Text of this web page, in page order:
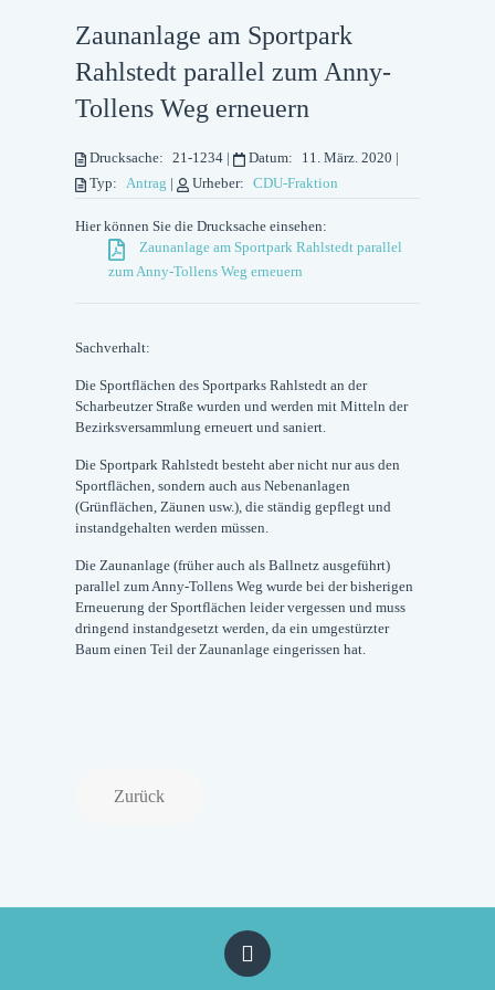
Zaunanlage am Sportpark
Rahlstedt parallel zum Anny-
Tollens Weg erneuern
Drucksache: 21-1234 | Datum: 11. März. 2020 |
Typ: Antrag | Urheber: CDU-Fraktion
Hier können Sie die Drucksache einsehen:
Zaunanlage am Sportpark Rahlstedt parallel
zum Anny-Tollens Weg erneuern
Sachverhalt:
Die Sportflächen des Sportparks Rahlstedt an der
Scharbeutzer Straße wurden und werden mit Mitteln der
Bezirksversammlung erneuert und saniert.
Die Sportpark Rahlstedt besteht aber nicht nur aus den
Sportflächen, sondern auch aus Nebenanlagen
(Grünflächen, Zäunen usw.), die ständig gepflegt und
instandgehalten werden müssen.
Die Zaunanlage (früher auch als Ballnetz ausgeführt)
parallel zum Anny-Tollens Weg wurde bei der bisherigen
Erneuerung der Sportflächen leider vergessen und muss
dringend instandgesetzt werden, da ein umgestürzter
Baum einen Teil der Zaunanlage eingerissen hat.